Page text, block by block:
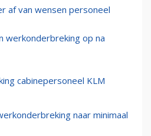
af van wensen personeel
werkonderbreking op na
cabinepersoneel KLM
naar minimaal